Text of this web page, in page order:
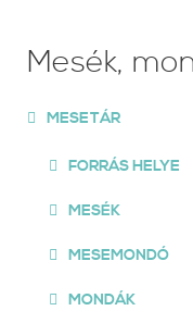
Mesék,
MESETÁR
FORRÁS HELYE
MESÉK
MESEMONDÓ
MONDÁK